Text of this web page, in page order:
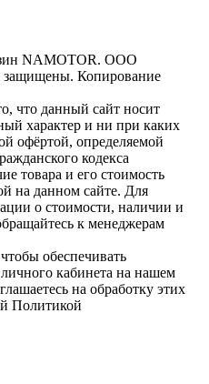
NAMOTOR. ООО
защищены. Копирование
что данный сайт носит
характер и ни при каких
офёртой, определяемой
кодекса
товара и его стоимость
на данном сайте. Для
о стоимости, наличии и
к менеджерам
обеспечивать
кабинета на нашем
на обработку этих
Политикой